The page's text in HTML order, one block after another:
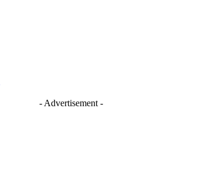
- Advertisement -